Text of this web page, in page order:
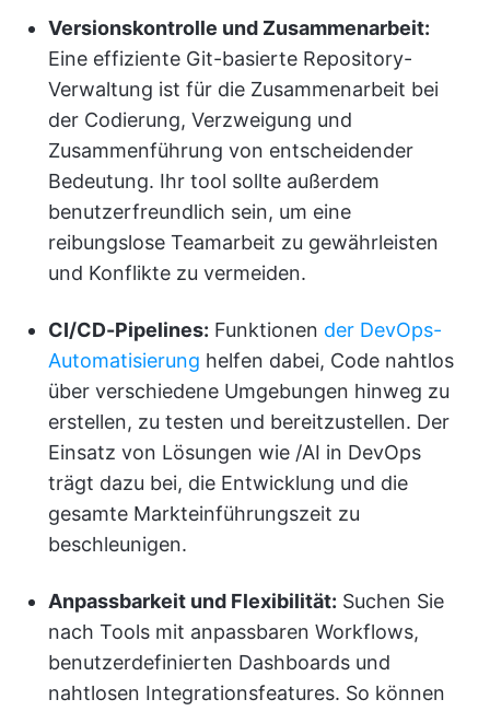
Versionskontrolle und Zusammenarbeit:
Eine effiziente Git-basierte Repository-
Verwaltung ist für die Zusammenarbeit bei
der Codierung, Verzweigung und
Zusammenführung von entscheidender
Bedeutung. Ihr tool sollte außerdem
benutzerfreundlich sein, um eine
reibungslose Teamarbeit zu gewährleisten
und Konflikte zu vermeiden.
CI/CD-Pipelines: Funktionen der DevOps-
Automatisierung helfen dabei, Code nahtlos
über verschiedene Umgebungen hinweg zu
erstellen, zu testen und bereitzustellen. Der
Einsatz von Lösungen wie /AI in DevOps
trägt dazu bei, die Entwicklung und die
gesamte Markteinführungszeit zu
beschleunigen.
Anpassbarkeit und Flexibilität: Suchen Sie
nach Tools mit anpassbaren Workflows,
benutzerdefinierten Dashboards und
nahtlosen Integrationsfeatures. So können